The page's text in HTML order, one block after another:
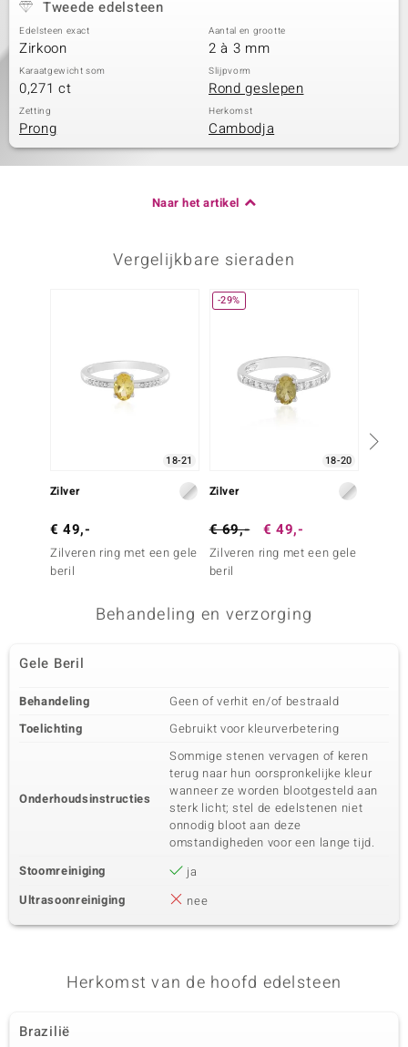
Tweede edelsteen
Edelsteen exact
Zirkoon
Aantal en grootte
2 à 3 mm
Karaatgewicht som
0,271 ct
Slijpvorm
Rond geslepen
Zetting
Prong
Herkomst
Cambodja
Naar het artikel
Vergelijkbare sieraden
18-21
Zilver
€ 49,-
Zilveren ring met een gele
beril
-29%
18-20
Zilver
€ 69,- € 49,-
Zilveren ring met een gele
beril
Behandeling en verzorging
Gele Beril
Behandeling
Geen of verhit en/of bestraald
Toelichting
Gebruikt voor kleurverbetering
Onderhoudsinstructies
Sommige stenen vervagen of keren
terug naar hun oorspronkelijke kleur
wanneer ze worden blootgesteld aan
sterk licht; stel de edelstenen niet
onnodig bloot aan deze
omstandigheden voor een lange tijd.
Stoomreiniging
ja
Ultrasoonreiniging
nee
Herkomst van de hoofd edelsteen
Brazilië